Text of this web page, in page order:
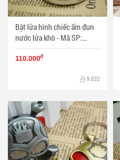
Bật lửa hình chiếc ấm đun
nước lửa khò - Mã SP:
BL01726
110.000đ
9.032